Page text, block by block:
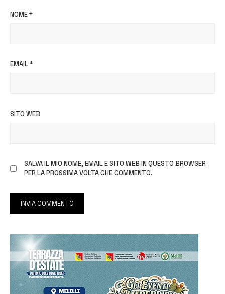
NOME*
EMAIL*
SITO WEB
SALVA IL MIO NOME, EMAIL E SITO WEB IN QUESTO BROWSER
PER LA PROSSIMA VOLTA CHE COMMENTO.